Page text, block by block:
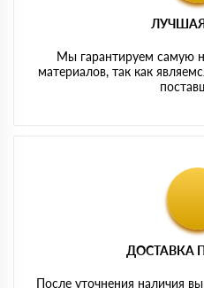
Мы гарантируем самую
материалов, так как
ДОСТАВКА
После уточнения наличия